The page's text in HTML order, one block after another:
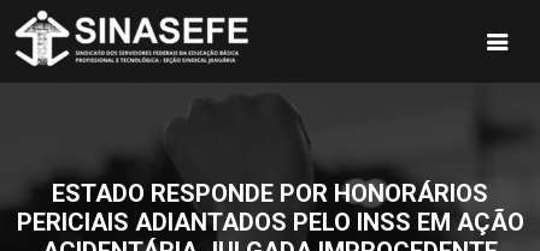
ESTADO RESPONDE POR HONORÁRIOS
PERICIAIS ADIANTADOS PELO INSS EM AÇÃO